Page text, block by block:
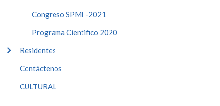
Congreso SPMI -2021
Programa Cientifico 2020
Residentes
Contáctenos
CULTURAL